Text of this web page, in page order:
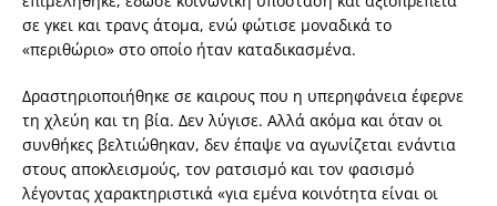
σε γκει και τρανς άτομα, ενώ φώτισε μοναδικά το
«περιθώριο» στο οποίο ήταν καταδικασμένα.
Δραστηριοποιήθηκε σε καιρους που η υπερηφάνεια έφερνε
τη χλεύη και τη βία. Δεν λύγισε. Αλλά ακόμα και όταν οι
συνθήκες βελτιώθηκαν, δεν έπαψε να αγωνίζεται ενάντια
στους αποκλεισμούς, τον ρατσισμό και τον φασισμό
λέγοντας χαρακτηριστικά «για εμένα κοινότητα είναι οι